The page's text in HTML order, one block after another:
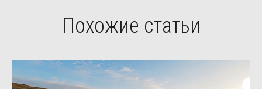
Похожие статьи